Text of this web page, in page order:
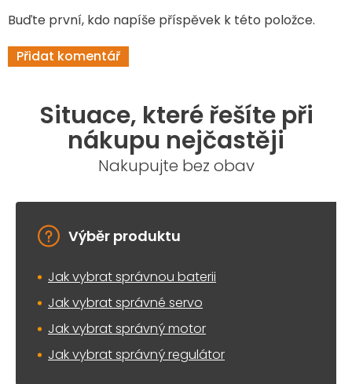
Buďte první, kdo napíše příspěvek k této položce.
Přidat komentář
Situace, které řešíte při
nákupu nejčastěji
Nakupujte bez obav
Výběr produktu
Jak vybrat správnou baterii
Jak vybrat správné servo
Jak vybrat správný motor
Jak vybrat správný regulátor